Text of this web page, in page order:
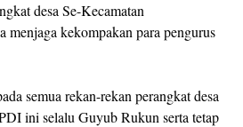
desa Se-Kecamatan
menjaga kekompakan para pengurus
semua rekan-rekan perangkat desa
ini selalu Guyub Rukun serta tetap